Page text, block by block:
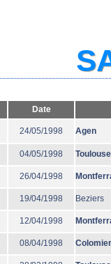
Date
24/05/1998 Agen
04/05/1998 Toulouse
26/04/1998
19/04/1998 Beziers
12/04/1998
08/04/1998